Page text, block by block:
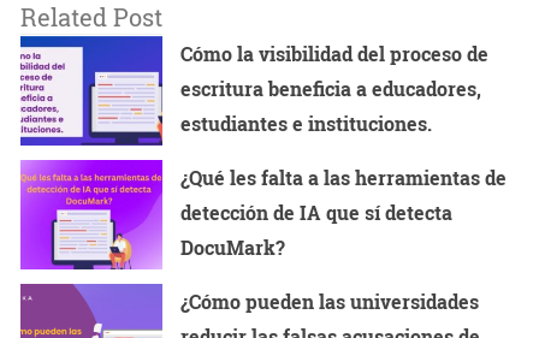
Related Post
Cómo la visibilidad del proceso de
escritura beneficia a educadores,
estudiantes e instituciones.
¿Qué les falta a las herramientas de
detección de IA que sí detecta
DocuMark?
¿Cómo pueden las universidades